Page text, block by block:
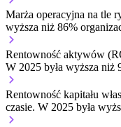
Marża operacyjna na tle
wyższa niż 86%
Rentowność aktywów
W 2025 była wyższa niż
Rentowność kapitału
czasie. W 2025 była